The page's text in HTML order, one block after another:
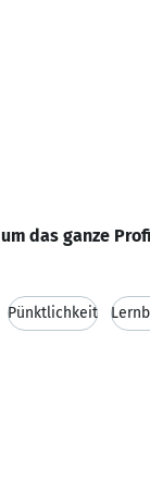
das ganze
Pünktlichkeit